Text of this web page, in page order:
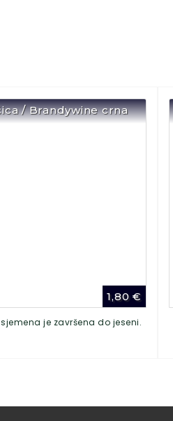
/ Brandywine crna
1,80€
je završena do jeseni.